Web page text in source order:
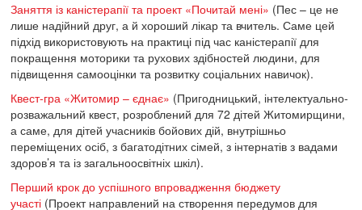
Заняття із каністерапії та проект «Почитай мені» (Пес – це не
лише надійний друг, а й хороший лікар та вчитель. Саме цей
підхід використовують на практиці під час каністерапії для
покращення моторики та рухових здібностей людини, для
підвищення самооцінки та розвитку соціальних навичок).
Квест-гра «Житомир – єднає» (Пригодницький, інтелектуально-
розважальний квест, розроблений для 72 дітей Житомирщини,
а саме, для дітей учасників бойових дій, внутрішньо
переміщених осіб, з багатодітних сімей, з інтернатів з вадами
здоров’я та із загальноосвітніх шкіл).
Перший крок до успішного впровадження бюджету
участі(Проект направлений на створення передумов для